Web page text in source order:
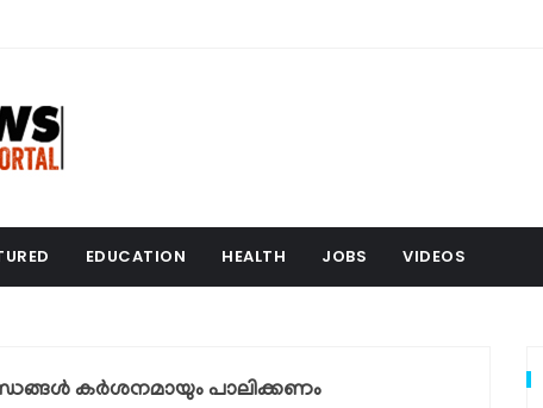
EDUCATION HEALTH JOBS VIDEOS
കര്‍ശനമായും പാലിക്കണം